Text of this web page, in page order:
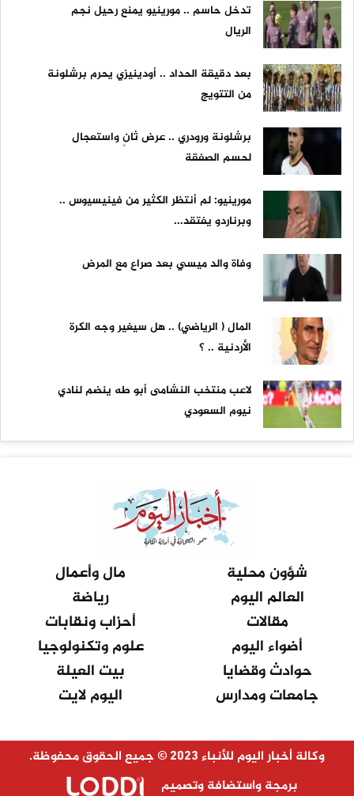
تدخل حاسم .. مورينيو يمنع رحيل نجم
الريال
بعد دقيقة الحداد .. أودينيزي يحرم برشلونة
من التتويج
برشلونة ورودري .. عرض ثانٍ واستعجال
لحسم الصفقة
مورينيو: لم أنتظر الكثير من فينيسيوس ..
وبرناردو يفتقد...
وفاة والد ميسي بعد صراع مع المرض
المال ( الرياضي) .. هل سيغير وجه الكرة
الأردنية .. ؟
لاعب منتخب النشامى أبو طه ينضم لنادي
نيوم السعودي
شؤون محلية
مال وأعمال
العالم اليوم
رياضة
مقالات
أحزاب ونقابات
أضواء اليوم
علوم وتكنولوجيا
حوادث وقضايا
بيت العيلة
جامعات ومدارس
اليوم لايت
وكالة أخبار اليوم للأنباء 2023 © جميع الحقوق محفوظة.
برمجة واستضافة وتصميم